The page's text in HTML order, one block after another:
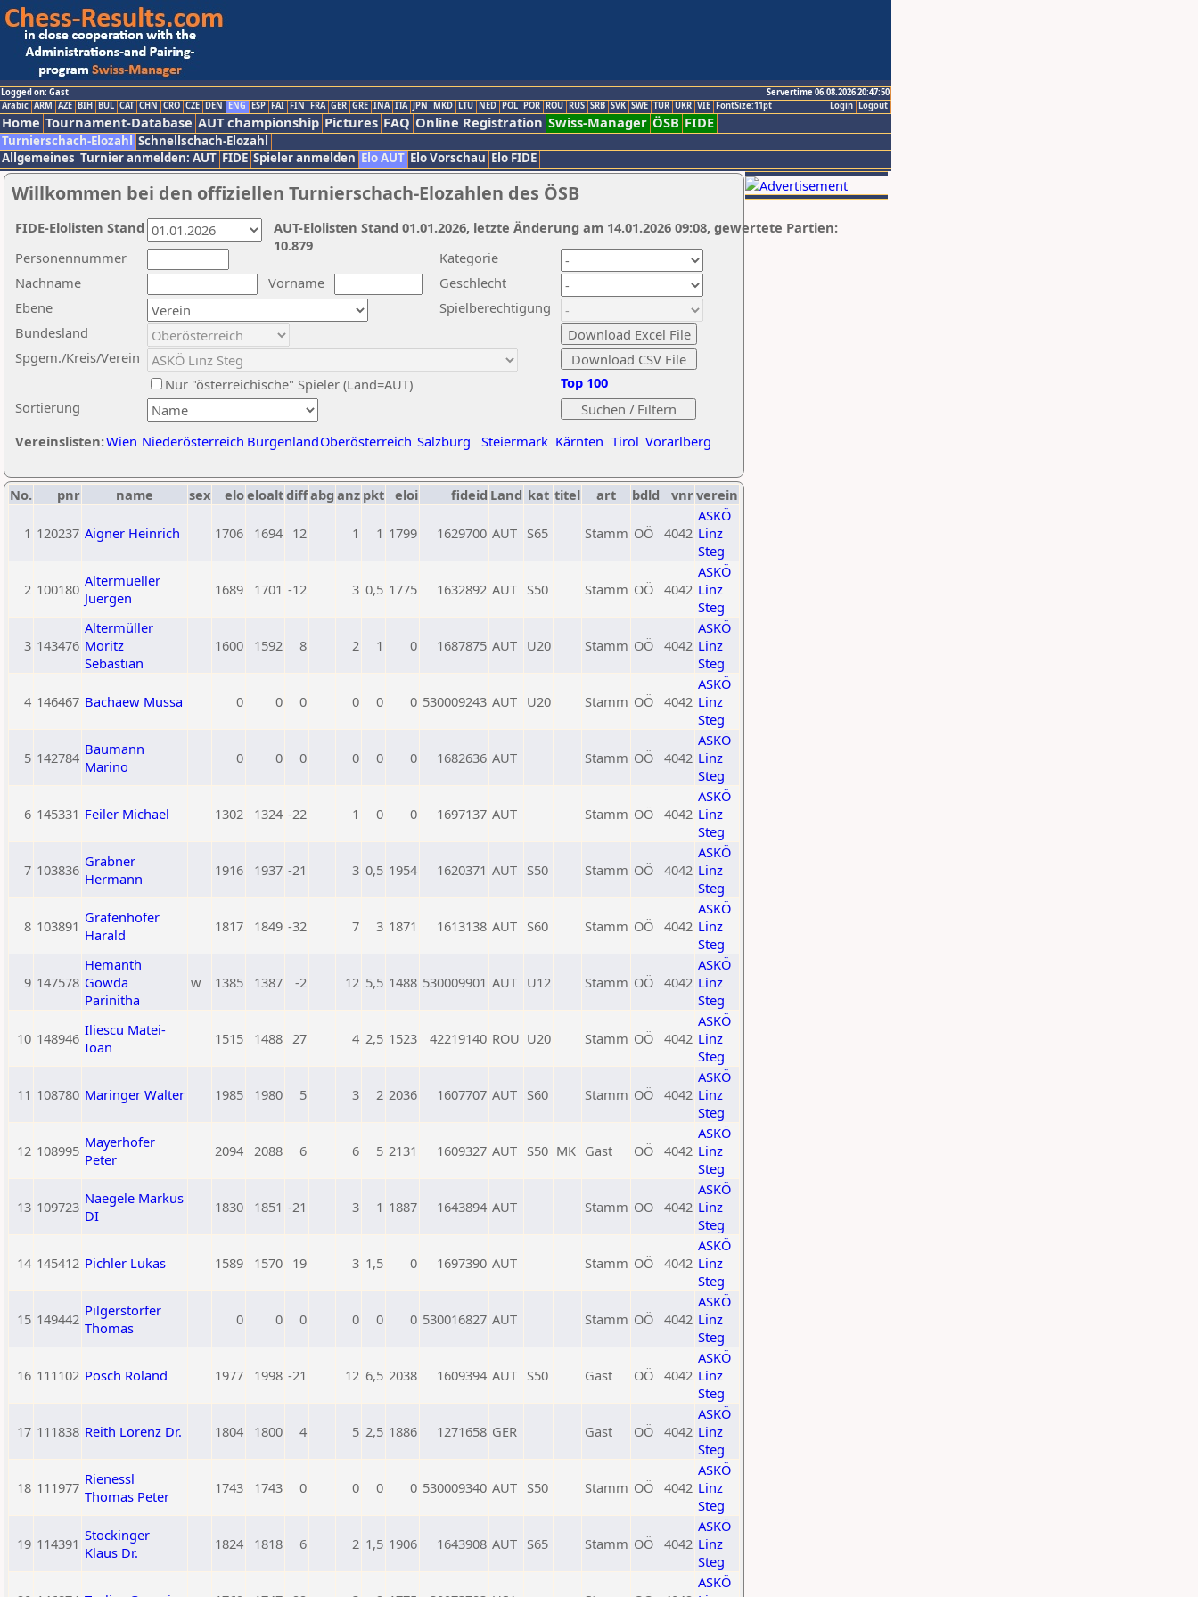
Logged on: Gast
Servertime 06.08.2026 20:47:50
Logout
Login
Arabic ARM AZE BIH BUL CAT CHN CRO CZE DEN ENG ESP FAI FIN FRA GER GRE INA ITA JPN MKD LTU NED POL POR ROU RUS SRB SVK SWE TUR UKR VIE FontSize:11pt
Home Tournament-Database AUT championship Pictures FAQ Online Registration Swiss-Manager ÖSB FIDE
Turnierschach-Elozahl Schnellschach-Elozahl
Allgemeines Turnier anmelden: AUT FIDE Spieler anmelden Elo AUT Elo Vorschau Elo FIDE
Willkommen bei den offiziellen Turnierschach-Elozahlen des ÖSB
Nachname
Vorname
Ebene
Kategorie
Sortierung
Personennummer
Bundesland
Spgem./Kreis/Verein
Geschlecht
Nur "österreichische" Spieler (Land=AUT)
Spielberechtigung
Vereinslisten:Wien Niederösterreich BurgenlandOberösterreich Salzburg Steiermark Kärnten Tirol Vorarlberg
Top 100
AUT-Elolisten Stand 01.01.2026, letzte Änderung am 14.01.2026 09:08, gewertete Partien:
10.879
FIDE-Elolisten Stand
No. pnr name sex eloeloaltdiffabg anz pkt eloi fideid Land kat titel art bdld vnrverein
1 120237 Aigner Heinrich 1706 1694 12 1 1 1799 1629700 AUT S65 Stamm OÖ 4042
ASKÖ
Linz
Steg
2 100180 Altermueller
Juergen
1689 1701 -12 3 0,5 1775 1632892 AUT S50 Stamm OÖ 4042
ASKÖ
Linz
Steg
3 143476
Altermüller
Moritz
Sebastian
1600 1592 8 2 1 0 1687875 AUT U20 Stamm OÖ 4042
ASKÖ
Linz
Steg
4 146467 Bachaew Mussa 0 0 0 0 0 0 530009243 AUT U20 Stamm OÖ 4042
ASKÖ
Linz
Steg
5 142784 Baumann
Marino
0 0 0 0 0 0 1682636 AUT Stamm OÖ 4042
ASKÖ
Linz
Steg
6 145331 Feiler Michael 1302 1324 -22 1 0 0 1697137 AUT Stamm OÖ 4042
ASKÖ
Linz
Steg
7 103836 Grabner
Hermann
1916 1937 -21 3 0,5 1954 1620371 AUT S50 Stamm OÖ 4042
ASKÖ
Linz
Steg
8 103891 Grafenhofer
Harald
1817 1849 -32 7 3 1871 1613138 AUT S60 Stamm OÖ 4042
ASKÖ
Linz
Steg
9 147578
Hemanth
Gowda
Parinitha
w 1385 1387 -2 12 5,5 1488 530009901 AUT U12 Stamm OÖ 4042
ASKÖ
Linz
Steg
10 148946 Iliescu Matei-
Ioan
1515 1488 27 4 2,5 1523 42219140 ROU U20 Stamm OÖ 4042
ASKÖ
Linz
Steg
11 108780 Maringer Walter 1985 1980 5 3 2 2036 1607707 AUT S60 Stamm OÖ 4042
ASKÖ
Linz
Steg
12 108995 Mayerhofer
Peter
2094 2088 6 6 5 2131 1609327 AUT S50 MK Gast OÖ 4042
ASKÖ
Linz
Steg
13 109723 Naegele Markus
DI
1830 1851 -21 3 1 1887 1643894 AUT Stamm OÖ 4042
ASKÖ
Linz
Steg
14 145412 Pichler Lukas 1589 1570 19 3 1,5 0 1697390 AUT Stamm OÖ 4042
ASKÖ
Linz
Steg
15 149442 Pilgerstorfer
Thomas
0 0 0 0 0 0 530016827 AUT Stamm OÖ 4042
ASKÖ
Linz
Steg
16 111102 Posch Roland 1977 1998 -21 12 6,5 2038 1609394 AUT S50 Gast OÖ 4042
ASKÖ
Linz
Steg
17 111838 Reith Lorenz Dr. 1804 1800 4 5 2,5 1886 1271658 GER Gast OÖ 4042
ASKÖ
Linz
Steg
18 111977 Rienessl
Thomas Peter
1743 1743 0 0 0 0 530009340 AUT S50 Stamm OÖ 4042
ASKÖ
Linz
Steg
19 114391 Stockinger
Klaus Dr.
1824 1818 6 2 1,5 1906 1643908 AUT S65 Stamm OÖ 4042
ASKÖ
Linz
Steg
ASKÖ